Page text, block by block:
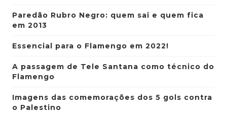
Paredão Rubro Negro: quem sai e quem fica
em 2013
Essencial para o Flamengo em 2022!
A passagem de Tele Santana como técnico do
Flamengo
Imagens das comemorações dos 5 gols contra
o Palestino